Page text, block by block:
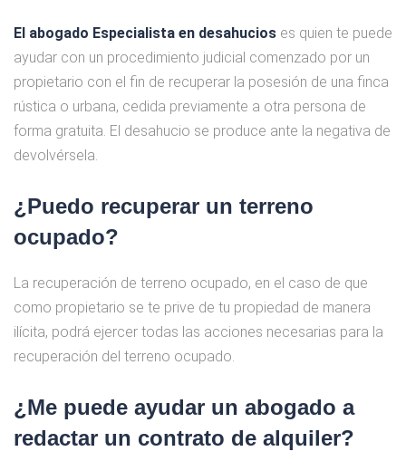
El abogado Especialista en desahucios es quien te puede
ayudar con un procedimiento judicial comenzado por un
propietario con el fin de recuperar la posesión de una finca
rústica o urbana, cedida previamente a otra persona de
forma gratuita. El desahucio se produce ante la negativa de
devolvérsela.
¿Puedo recuperar un terreno
ocupado?
La recuperación de terreno ocupado, en el caso de que
como propietario se te prive de tu propiedad de manera
ilícita, podrá ejercer todas las acciones necesarias para la
recuperación del terreno ocupado.
¿Me puede ayudar un abogado a
redactar un contrato de alquiler?